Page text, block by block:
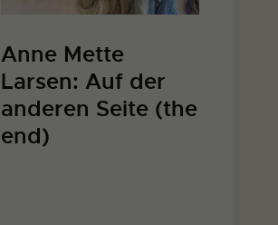
Anne Mette
Larsen: Auf der
anderen Seite (the
end)